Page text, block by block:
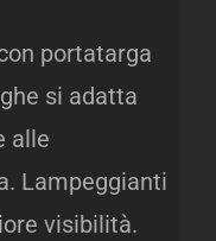
portatarga
si adatta
alle
Lampeggianti
visibilità.